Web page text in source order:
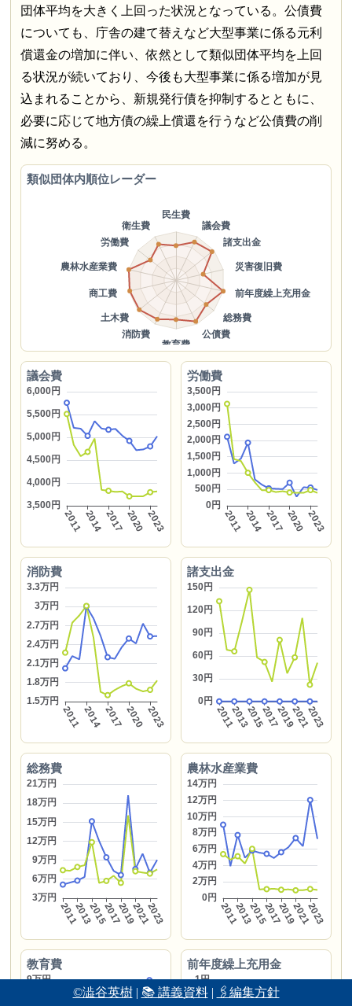
©澁谷英樹| 📚 講義資料| 🖇編集方針
団体平均を大きく上回った状況となっている。公債費
についても、庁舎の建て替えなど大型事業に係る元利
償還金の増加に伴い、依然として類似団体平均を上回
る状況が続いており、今後も大型事業に係る増加が見
込まれることから、新規発行債を抑制するとともに、
必要に応じて地方債の繰上償還を行うなど公債費の削
減に努める。
類似団体内順位レーダー
議会費 労働費
消防費 諸支出金
総務費 農林水産業費
教育費 前年度繰上充用金